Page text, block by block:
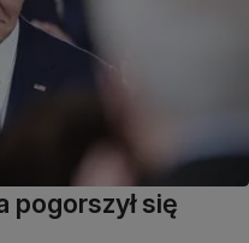
pogorszył się